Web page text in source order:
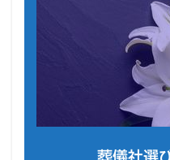
葬儀社選